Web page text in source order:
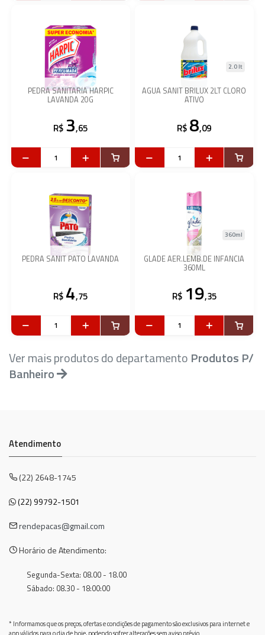
PEDRA SANITARIA HARPIC
LAVANDA 20G
R$ 3,65
AGUA SANIT BRILUX 2LT CLORO
ATIVO
2.0 lt
R$ 8,09
PEDRA SANIT PATO LAVANDA
R$ 4,75
GLADE AER.LEMB.DE INFANCIA
360ML
360ml
R$ 19,35
Ver mais produtos do departamento Produtos P/
Banheiro
Atendimento
(22) 2648-1745
(22) 99792-1501
rendepacas@gmail.com
Horário de Atendimento:
Segunda-Sexta: 08.00 - 18.00
Sábado: 08.30 - 18:00:00
* Informamos que os preços, ofertas e condições de pagamento são exclusivos para internet e